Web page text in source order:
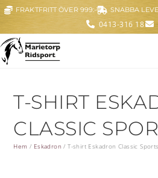
FRAKTFRITT ÖVER 999:- SNABBA
0413-316 18
T-SHIRT
CLASSIC
Hem / Eskadron /T-shirt Eskadron Classic